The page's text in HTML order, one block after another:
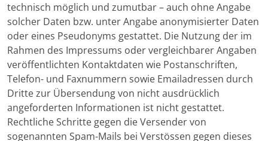
technisch möglich und zumutbar – auch ohne Angabe
solcher Daten bzw. unter Angabe anonymisierter Daten
oder eines Pseudonyms gestattet. Die Nutzung der im
Rahmen des Impressums oder vergleichbarer Angaben
veröffentlichten Kontaktdaten wie Postanschriften,
Telefon- und Faxnummern sowie Emailadressen durch
Dritte zur Übersendung von nicht ausdrücklich
angeforderten Informationen ist nicht gestattet.
Rechtliche Schritte gegen die Versender von
sogenannten Spam-Mails bei Verstössen gegen dieses